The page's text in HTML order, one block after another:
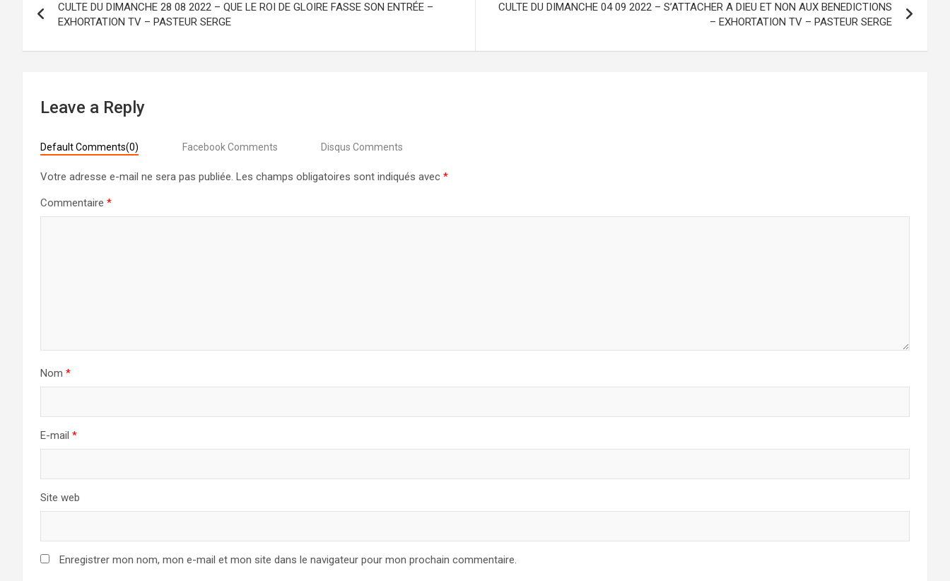
de
l’article
CULTE DU DIMANCHE 28 08 2022 – QUE LE ROI DE GLOIRE FASSE SON ENTRÉE –
EXHORTATION TV – PASTEUR SERGE
CULTE DU DIMANCHE 04 09 2022 – S’ATTACHER A DIEU ET NON AUX BENEDICTIONS
– EXHORTATION TV – PASTEUR SERGE
Leave a Reply
Default Comments(0) Facebook Comments Disqus Comments
Votre adresse e-mail ne sera pas publiée. Les champs obligatoires sont indiqués avec *
Commentaire *
Nom *
E-mail *
Site web
Enregistrer mon nom, mon e-mail et mon site dans le navigateur pour mon prochain commentaire.